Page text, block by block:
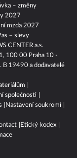
CENTER a.s.
100 00 Praha 10 -
B 19490 a dodavatelé
společnosti
Nastavení soukromí
Etický kodex
– změny
2027
mzda 2027
– slevy